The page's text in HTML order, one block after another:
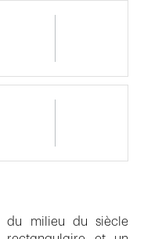
du milieu du siècle